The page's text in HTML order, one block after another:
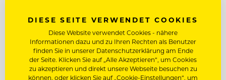
DIESE SEITE VERWENDET COOKIES
Diese Website verwendet Cookies - nähere
Informationen dazu und zu Ihren Rechten als Benutzer
finden Sie in unserer Datenschutzerklärung am Ende
der Seite. Klicken Sie auf „Alle Akzeptieren“, um Cookies
zu akzeptieren und direkt unsere Webseite besuchen zu
können, oder klicken Sie auf „Cookie-Einstellungen“, um